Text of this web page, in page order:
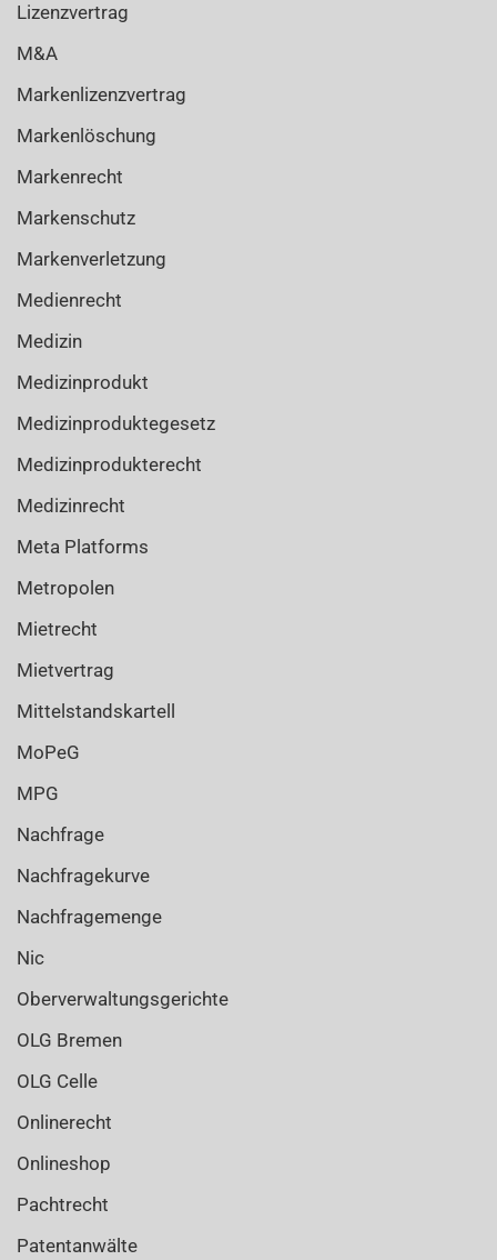
Lizenzvertrag
M&A
Markenlizenzvertrag
Markenlöschung
Markenrecht
Markenschutz
Markenverletzung
Medienrecht
Medizin
Medizinprodukt
Medizinproduktegesetz
Medizinprodukterecht
Medizinrecht
Meta Platforms
Metropolen
Mietrecht
Mietvertrag
Mittelstandskartell
MoPeG
MPG
Nachfrage
Nachfragekurve
Nachfragemenge
Nic
Oberverwaltungsgerichte
OLG Bremen
OLG Celle
Onlinerecht
Onlineshop
Pachtrecht
Patentanwälte